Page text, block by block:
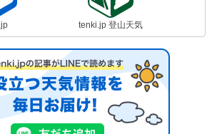
tenki.jp 登山天気